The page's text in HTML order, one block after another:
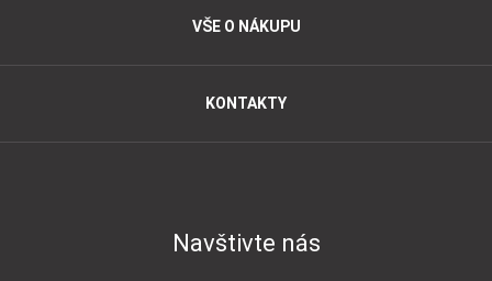
VŠE O NÁKUPU
KONTAKTY
Navštivte nás